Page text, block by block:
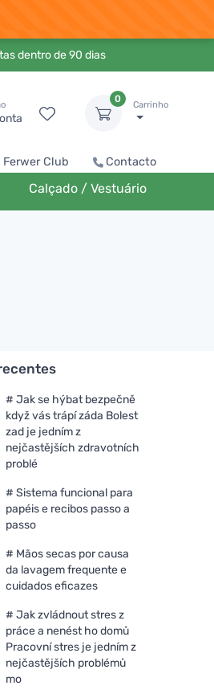
dentro de 90 dias
0
Carrinho
Ferwer Club Contacto
Calçado / Vestuário
# Jak se hýbat bezpečně
když vás trápí záda Bolest
zad je jedním z
nejčastějších zdravotních
problé
# Sistema funcional para
papéis e recibos passo a
passo
# Mãos secas por causa
da lavagem frequente e
cuidados eficazes
# Jak zvládnout stres z
práce a nenést ho domů
Pracovní stres je jedním z
nejčastějších problémů
mo